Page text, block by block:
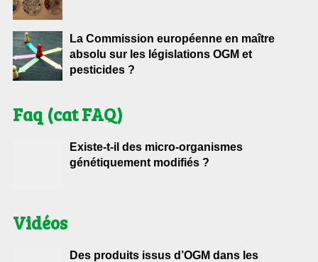
La Commission européenne en maître
absolu sur les législations OGM et
pesticides ?
Faq (cat FAQ)
Existe-t-il des micro-organismes
génétiquement modifiés ?
Vidéos
Des produits issus d’OGM dans les